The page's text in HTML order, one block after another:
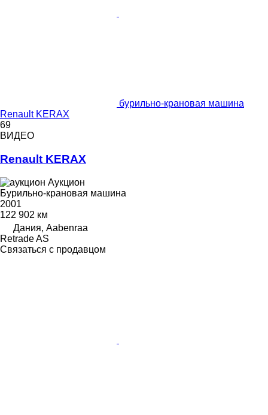
бурильно-крановая машина
Renault KERAX
69
ВИДЕО
Renault KERAX
Аукцион
Бурильно-крановая машина
2001
122 902 км
Дания, Aabenraa
Retrade AS
Связаться с продавцом